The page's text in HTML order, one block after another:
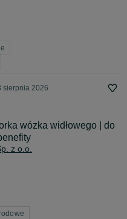
sierpnia 2026
wózka widłowego | do
z o.o.